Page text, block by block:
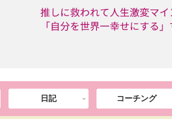
日記 コーチング